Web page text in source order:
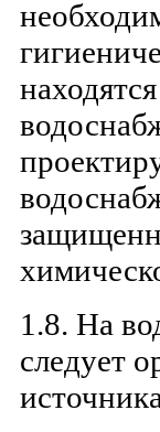
1.8. На
следует